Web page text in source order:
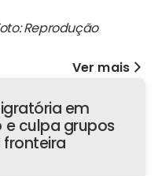
Reprodução
Ver mais
em
culpa grupos
fronteira